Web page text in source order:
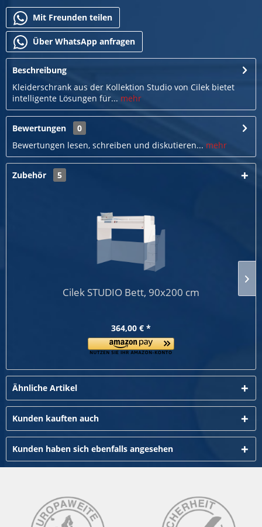
Mit Freunden teilen
Über WhatsApp anfragen
Beschreibung
Kleiderschrank aus der Kollektion Studio von Cilek bietet
intelligente Lösungen für... mehr
Bewertungen
0
Bewertungen lesen, schreiben und diskutieren... mehr
Zubehör 5
Cilek STUDIO Bett, 90x200 cm
364,00 € *
Ähnliche Artikel
Kunden kauften auch
Kunden haben sich ebenfalls angesehen